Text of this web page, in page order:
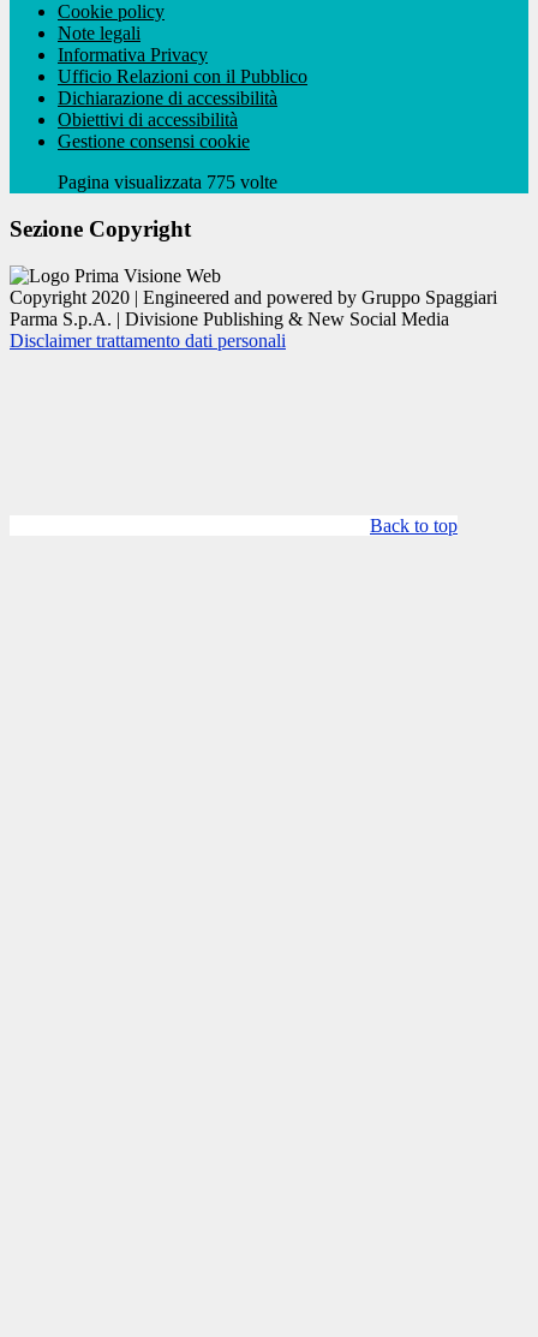
Cookie policy
Note legali
Informativa Privacy
Ufficio Relazioni con il Pubblico
Dichiarazione di accessibilità
Obiettivi di accessibilità
Gestione consensi cookie
Pagina visualizzata 775 volte
Sezione Copyright
Copyright 2020 | Engineered and powered by Gruppo Spaggiari
Parma S.p.A. | Divisione Publishing & New Social Media
Disclaimer trattamento dati personali
Back to top